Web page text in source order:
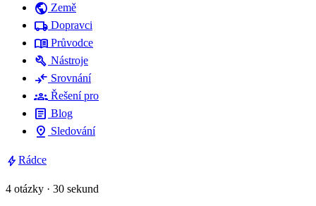
public Země
local_shipping Dopravci
menu_book Průvodce
build Nástroje
compare_arrows Srovnání
groups Řešení pro
article Blog
pin_drop Sledování
boltRádce
4 otázky · 30 sekund